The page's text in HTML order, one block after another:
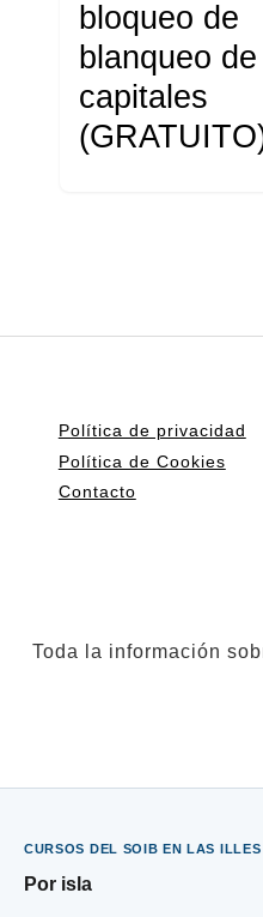
bloqueo de
blanqueo de
capitales
Política de privacidad
Política de Cookies
Contacto
Toda la información
CURSOS DEL SOIB EN LAS
Por isla